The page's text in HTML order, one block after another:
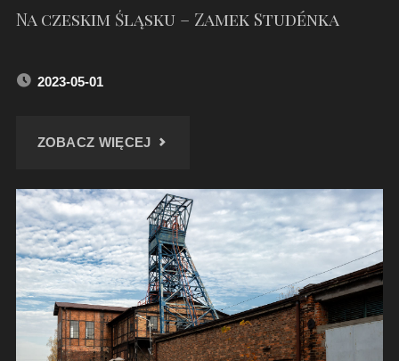
Na czeskim Śląsku – Zamek Studénka
2023-05-01
ZOBACZ WIĘCEJ"NA
ŚLĄSKU
–
ZAMEK